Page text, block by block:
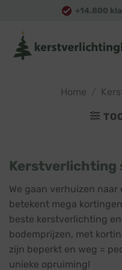
content
+14.800
Home
Kerstverlichting
We gaan verhuizen
betekent mega
beste kerstverlichting
bodemprijzen, met
zijn beperkt en weg =
unieke opruiming!